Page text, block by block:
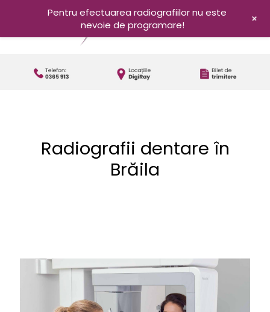
Radiografii dentare în
Brăila
Pentru efectuarea radiografiilor nu este
nevoie de programare!
+